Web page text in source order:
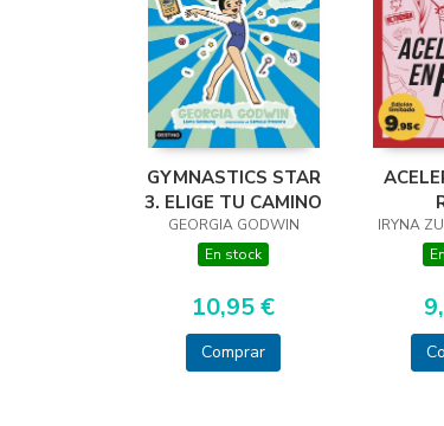
GYMNASTICS STAR
3. ELIGE TU CAMINO
GEORGIA GODWIN
En stock
10,95 €
Comprar
IRYNA